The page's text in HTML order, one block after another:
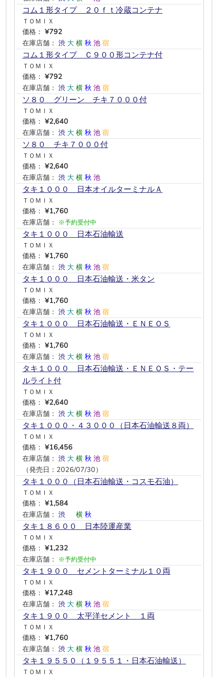
コム１形タイプ ２０ｆｔ冷蔵コンテナ
ＴＯＭＩＸ
価格： ¥792
在庫店舗： 渋 大 横 秋 池 宿
コム１形タイプ Ｃ９００形コンテナ付
ＴＯＭＩＸ
価格： ¥792
在庫店舗： 渋 大 横 秋 池 宿
ソ８０ グリーン チキ７０００付
ＴＯＭＩＸ
価格： ¥2,640
在庫店舗： 渋 大 横 秋 池 宿
ソ８０ チキ７０００付
ＴＯＭＩＸ
価格： ¥2,640
在庫店舗： 渋 大 横 秋 池
タキ１０００ 日本オイルターミナルＡ
ＴＯＭＩＸ
価格： ¥1,760
在庫店舗：
※予約受付中
タキ１０００ 日本石油輸送
ＴＯＭＩＸ
価格： ¥1,760
在庫店舗： 渋 大 横 秋 池 宿
タキ１０００ 日本石油輸送・米タン
ＴＯＭＩＸ
価格： ¥1,760
在庫店舗： 渋 大 横 秋 池 宿
タキ１０００ 日本石油輸送・ＥＮＥＯＳ
ＴＯＭＩＸ
価格： ¥1,760
在庫店舗： 渋 大 横 秋 池 宿
タキ１０００ 日本石油輸送・ＥＮＥＯＳ・テー
ルライト付
ＴＯＭＩＸ
価格： ¥2,640
在庫店舗： 渋 大 横 秋 池 宿
タキ１０００・４３０００（日本石油輸送８両）
ＴＯＭＩＸ
価格： ¥16,456
在庫店舗： 渋 大 横 秋 池 宿
（発売日：2026/07/30）
タキ１０００（日本石油輸送・コスモ石油）
ＴＯＭＩＸ
価格： ¥1,584
在庫店舗： 渋 横 秋
タキ１８６００ 日本陸運産業
ＴＯＭＩＸ
価格： ¥1,232
在庫店舗：
※予約受付中
タキ１９００ セメントターミナル１０両
ＴＯＭＩＸ
価格： ¥17,248
在庫店舗： 渋 大 横 秋 池 宿
タキ１９００ 太平洋セメント １両
ＴＯＭＩＸ
価格： ¥1,760
在庫店舗： 渋 大 横 秋 池 宿
タキ１９５５０（１９５５１・日本石油輸送）
ＴＯＭＩＸ